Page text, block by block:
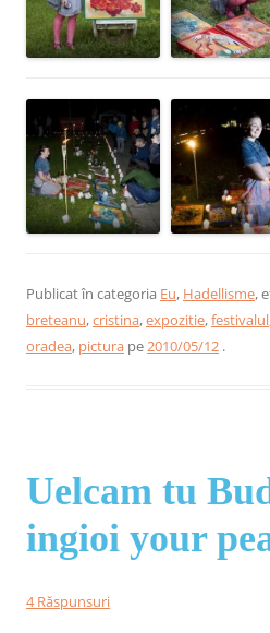
Publicat în categoria Eu, Hadellisme,
breteanu,cristina,expozitie,festivalul
oradea, pictura pe2010/05/12 .
Uelcam tu
ingioi your
4 Răspunsuri